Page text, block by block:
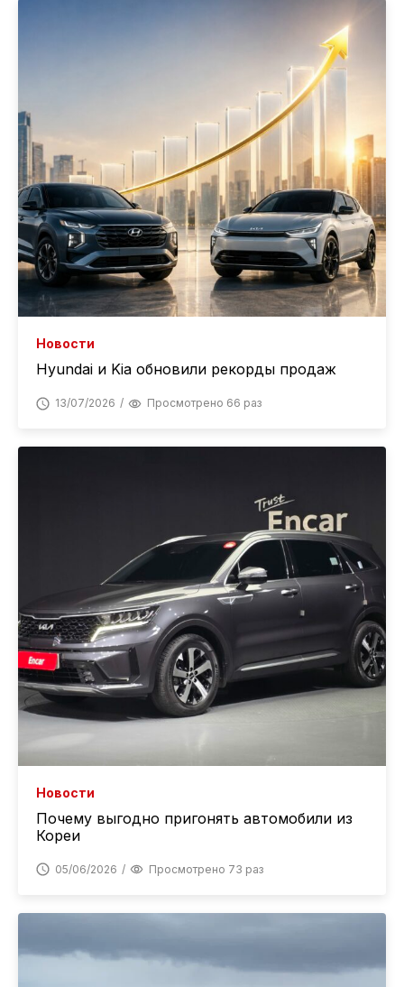
Новости
Hyundai и Kia обновили рекорды продаж
13/07/2026 Просмотрено 66 раз
Новости
Почему выгодно пригонять автомобили из
Кореи
05/06/2026 Просмотрено 73 раз